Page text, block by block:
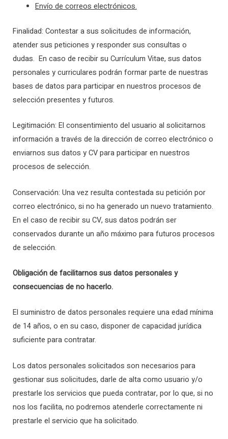
Envío de correos electrónicos.
Finalidad: Contestar a sus solicitudes de información,
atender sus peticiones y responder sus consultas o
dudas. En caso de recibir su Currículum Vitae, sus datos
personales y curriculares podrán formar parte de nuestras
bases de datos para participar en nuestros procesos de
selección presentes y futuros.
Legitimación: El consentimiento del usuario al solicitarnos
información a través de la dirección de correo electrónico o
enviarnos sus datos y CV para participar en nuestros
procesos de selección.
Conservación: Una vez resulta contestada su petición por
correo electrónico, si no ha generado un nuevo tratamiento.
En el caso de recibir su CV, sus datos podrán ser
conservados durante un año máximo para futuros procesos
de selección.
Obligación de facilitarnos sus datos personales y
consecuencias de no hacerlo.
El suministro de datos personales requiere una edad mínima
de 14 años, o en su caso, disponer de capacidad jurídica
suficiente para contratar.
Los datos personales solicitados son necesarios para
gestionar sus solicitudes, darle de alta como usuario y/o
prestarle los servicios que pueda contratar, por lo que, si no
nos los facilita, no podremos atenderle correctamente ni
prestarle el servicio que ha solicitado.